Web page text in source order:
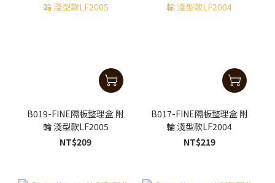
B019-FINE隔板整理盒 附
輪 淺型款LF2005
NT$209
B017-FINE隔板整理盒 附
輪 淺型款LF2004
NT$219